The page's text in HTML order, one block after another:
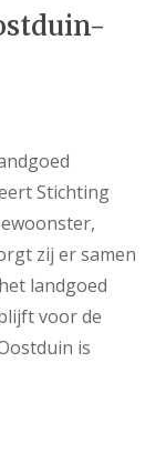
Stichting
zij er samen
landgoed
voor de
is